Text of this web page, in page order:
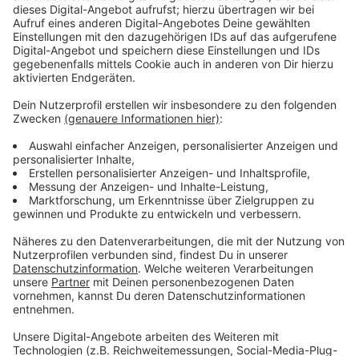
Jugendlicher an einer Hauswand in Karlsruhe gelesen
hatte: Lebe jeden Tag so, als ob er dein letzter wäre.
Er hat sehr oft daran gedacht seitdem und sich
Szenarien überlegt, nur so Gedankenspiele halt. Mit
der ersten Strophe von "Der letzte Tag" ("Der letzte
Soldat wird nach Hause geschickt") geht eine Art
Endzeitstimmung los, mit letzten Dingen, die man tut.
Die Melodie: gefühlt melancholisch und "schwebend"
zugleich.
Insider sagen: Max hat sich verändert und nur wer sich
verändert, kann sich entwickeln. „Der letzte Tag“ kein
normaler Giesinger-Song. Ihr könnt ihn euch hier
anhören und euch selbst ein Bild machen.
Anzeige